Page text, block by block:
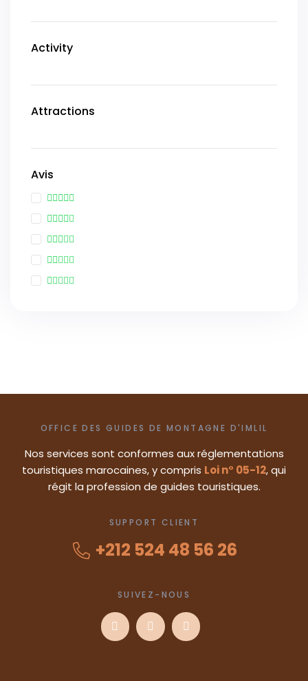
Activity
Attractions
Avis
OFFICE DES GUIDES DE MONTAGNE D'IMLIL
Nos services sont conformes aux réglementations
touristiques marocaines, y compris Loi n° 05-12, qui
régit la profession de guides touristiques.
SUPPORT CLIENT
+212 524 48 56 26
SUIVEZ-NOUS